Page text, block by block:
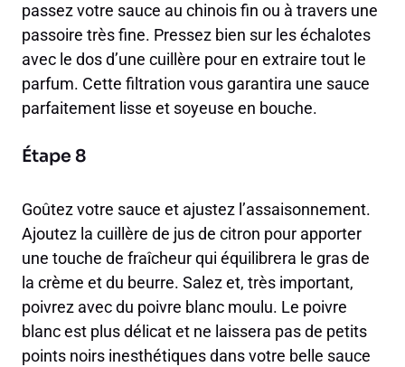
passez votre sauce au chinois fin ou à travers une
passoire très fine. Pressez bien sur les échalotes
avec le dos d’une cuillère pour en extraire tout le
parfum. Cette filtration vous garantira une sauce
parfaitement lisse et soyeuse en bouche.
Étape 8
Goûtez votre sauce et ajustez l’assaisonnement.
Ajoutez la cuillère de jus de citron pour apporter
une touche de fraîcheur qui équilibrera le gras de
la crème et du beurre. Salez et, très important,
poivrez avec du poivre blanc moulu. Le poivre
blanc est plus délicat et ne laissera pas de petits
points noirs inesthétiques dans votre belle sauce